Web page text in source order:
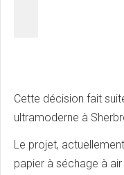
Cette décision fait
ultramoderne à
Le projet,
papier à séchage à